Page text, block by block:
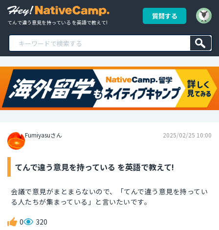
てんで違う意見を持っている を英語で教えて!
質問する
Fumiyasuさん 2025/02/25 10:00
てんで違う意見を持っている を英語で教えて!
会議で意見がまとまらないので、「てんで違う意見を持ってい
る人たちが集まっている」と言いたいです。
0 320